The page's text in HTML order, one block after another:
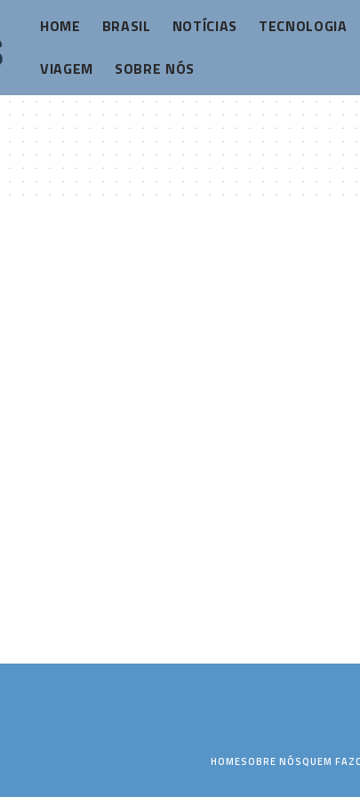
HOME BRASIL NOTÍCIAS
TECNOLOGIA
VIAGEM
SOBRE NÓS
HOMESOBRE NÓSQUEM FAZ